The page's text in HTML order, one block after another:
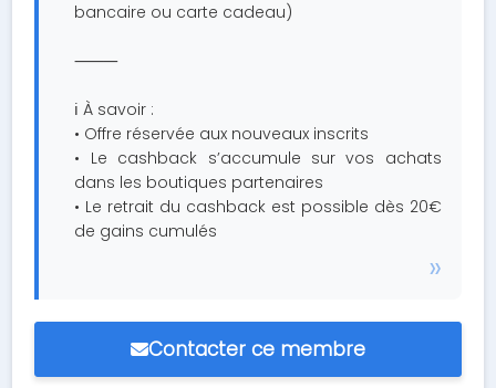
bancaire ou carte cadeau)
⸻
ℹ️ À savoir :
• Offre réservée aux nouveaux inscrits
• Le cashback s’accumule sur vos achats
dans les boutiques partenaires
• Le retrait du cashback est possible dès 20€
de gains cumulés
Contacter ce membre